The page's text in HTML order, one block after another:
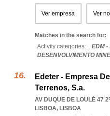
Ver empresa Ver
Matches in the search for:
Activity categories: ...EDM -
DESENVOLVIMENTO
Edeter - Empresa
Terrenos, S.a.
AV DUQUE DE LOULÉ 47
LISBOA, LISBOA